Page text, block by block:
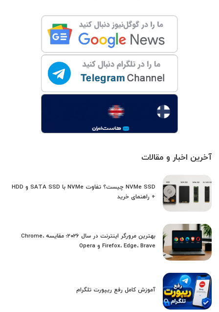
آخرین اخبار و مقالات
NVMe SSD چیست؟ تفاوت NVMe با SATA SSD و HDD
+ راهنمای خرید
بهترین مرورگر اینترنت در سال ۲۰۲۶؛ مقایسه Chrome،
Firefox، Edge، Brave و Opera
آموزش کامل رفع ریپورت تلگرام